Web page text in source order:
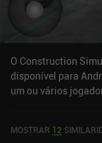
O Construction
disponível para
um ou vários
em maio de 2024 e
MOSTRAR 12